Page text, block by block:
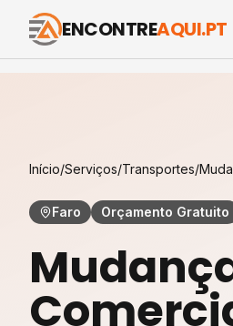
ENCONTREAQUI.PT
Início/Serviços/Transportes/
Faro Orçamento Gratuito